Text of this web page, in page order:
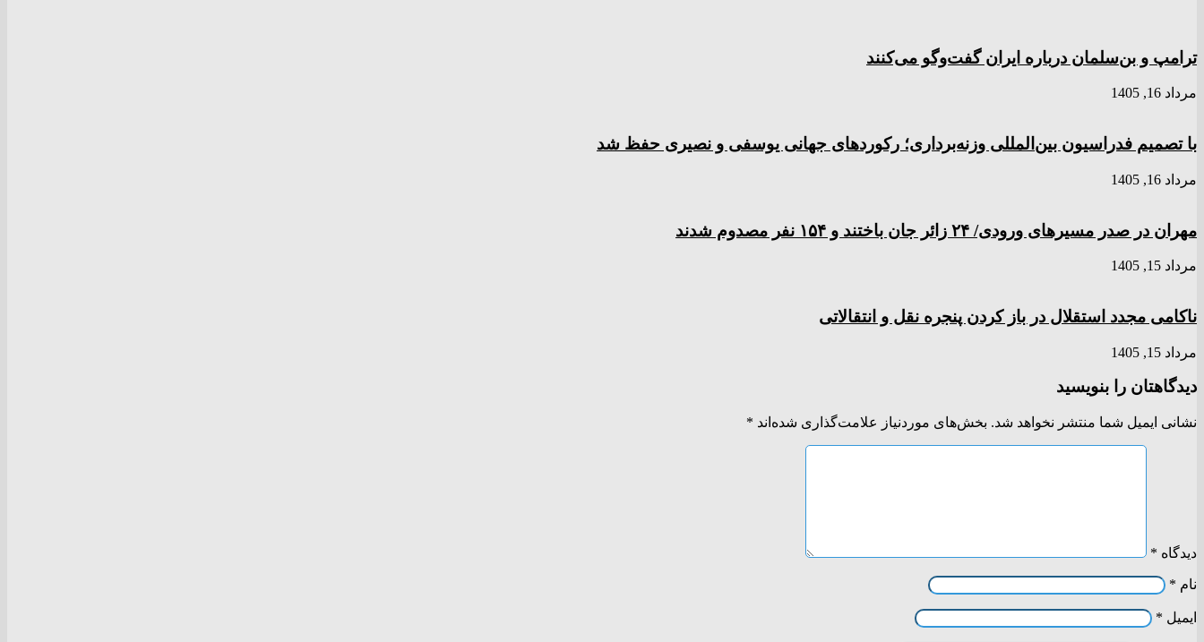
ترامپ و بن‌سلمان درباره ایران گفت‌و‌گو می‌کنند
مرداد 16, 1405
با تصمیم فدراسیون بین‌المللی وزنه‌برداری؛ رکورد‌های جهانی یوسفی و نصیری حفظ شد
مرداد 16, 1405
مهران در صدر مسیر‌های ورودی/ ۲۴ زائر جان باختند و ۱۵۴ نفر مصدوم شدند
مرداد 15, 1405
ناکامی مجدد استقلال در باز کردن پنجره نقل و انتقالاتی
مرداد 15, 1405
دیدگاهتان را بنویسید
نشانی ایمیل شما منتشر نخواهد شد. بخش‌های موردنیاز علامت‌گذاری شده‌اند *
دیدگاه *
نام *
ایمیل *